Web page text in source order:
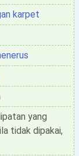
karpet
yang
tidak dipakai,